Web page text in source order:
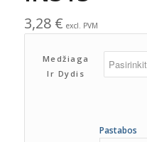
3,28 € excl. PVM
Medžiaga
Ir Dydis
Pastabos